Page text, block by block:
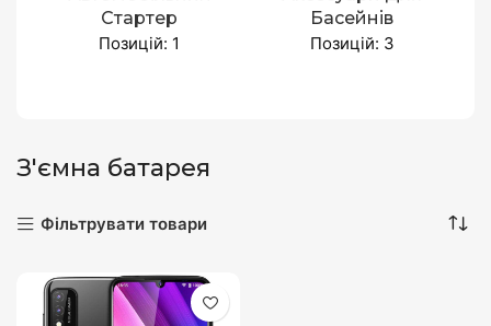
Стартер
Позицій: 1
Басейнів
Позицій: 3
З'ємна батарея
Фільтрувати товари